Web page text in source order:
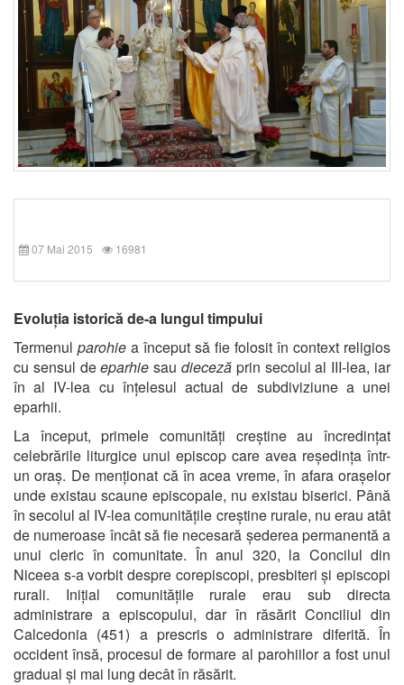
07 Mai 2015 16981
Evoluția istorică de-a lungul timpului
Termenul parohie a început să fie folosit în context religios
cu sensul deeparhie saudieceză prin secolul al III-lea, iar
în al IV-lea cu înțelesul actual de subdiviziune a unei
eparhii.
La început, primele comunități creștine au încredințat
celebrările liturgice unui episcop care avea reședința într-
un oraș. De menționat că în acea vreme, în afara orașelor
unde existau scaune episcopale, nu existau biserici. Până
în secolul al IV-lea comunitățile creștine rurale, nu erau atât
de numeroase încât să fie necesară șederea permanentă a
unui cleric în comunitate. În anul 320, la Concilul din
Niceea s-a vorbit despre corepiscopi, presbiteri și episcopi
rurali. Inițial comunitățile rurale erau sub directa
administrare a episcopului, dar în răsărit Conciliul din
Calcedonia (451) a prescris o administrare diferită. În
occident însă, procesul de formare al parohiilor a fost unul
gradual și mai lung decât în răsărit.